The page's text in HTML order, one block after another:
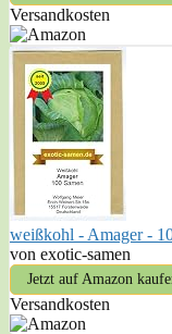
Versandkosten
weißkohl - Amager -
von exotic-samen
Jetzt auf Amazon
Versandkosten